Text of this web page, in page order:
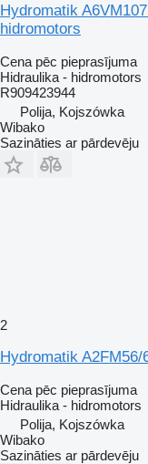
Hydromatik
hidromotors
Cena pēc pieprasījuma
Hidraulika - hidromotors
R909423944
Polija, Kojszówka
Wibako
Sazināties ar pārdevēju
2
Hydromatik
Cena pēc pieprasījuma
Hidraulika - hidromotors
Polija, Kojszówka
Wibako
Sazināties ar pārdevēju